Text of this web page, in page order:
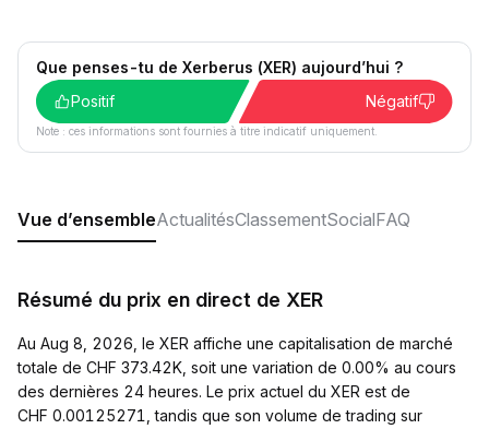
Que penses-tu de Xerberus (XER) aujourd’hui ?
Positif
Négatif
Note : ces informations sont fournies à titre indicatif uniquement.
Vue d’ensembleActualitésClassementSocialFAQ
Résumé du prix en direct de XER
Au Aug 8, 2026, le XER affiche une capitalisation de marché
totale de CHF 373.42K, soit une variation de 0.00% au cours
des dernières 24 heures. Le prix actuel du XER est de
CHF 0.00125271, tandis que son volume de trading sur